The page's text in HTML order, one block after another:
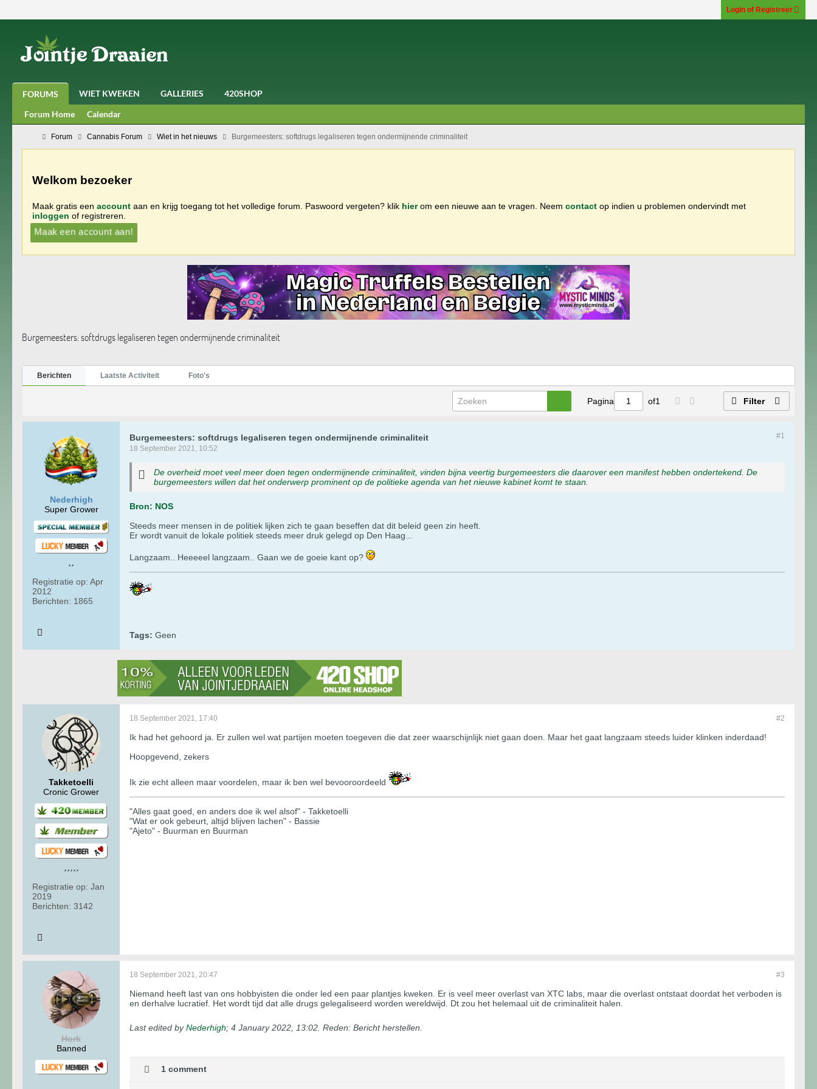
Login of Registreer
FORUMS WIET KWEKEN GALLERIES
420SHOP
Forum Home
Calendar
Forum Cannabis Forum Wiet in het nieuws Burgemeesters: softdrugs legaliseren tegen ondermijnende criminaliteit
Welkom bezoeker
Maak gratis een account aan en krijg toegang tot het volledige forum. Paswoord vergeten? klik hierom een nieuwe aan te vragen. Neem contact op indien u problemen ondervindt met
inloggen of registreren.
Maak een account aan!
Burgemeesters: softdrugs legaliseren tegen ondermijnende criminaliteit
Berichten Laatste Activiteit Foto's
Pagina of1 Filter
Nederhigh
Super Grower
Registratie op: Apr
2012
Berichten: 1865
#1
Burgemeesters: softdrugs legaliseren tegen ondermijnende criminaliteit
18 September 2021, 10:52
De overheid moet veel meer doen tegen ondermijnende criminaliteit, vinden bijna veertig burgemeesters die daarover een manifest hebben ondertekend. De
burgemeesters willen dat het onderwerp prominent op de politieke agenda van het nieuwe kabinet komt te staan
Bron: NOS
Steeds meer mensen in de politiek lijken zich te gaan beseffen dat dit beleid geen zin heeft.
Er wordt vanuit de lokale politiek steeds meer druk gelegd op Den Haag...
Langzaam.. Heeeeel langzaam.. Gaan we de goeie kant op?
Tags: Geen
Takketoelli
Cronic Grower
Registratie op: Jan
2019
Berichten: 3142
#2
18 September 2021, 17:40
Ik had het gehoord ja. Er zullen wel wat partijen moeten toegeven die dat zeer waarschijnlijk niet gaan doen. Maar het gaat langzaam steeds luider klinken inderdaad!
Hoopgevend, zekers
Ik zie echt alleen maar voordelen, maar ik ben wel bevooroordeeld
"Alles gaat goed, en anders doe ik wel alsof" - Takketoelli
"Wat er ook gebeurt, altijd blijven lachen" - Bassie
"Ajeto" - Buurman en Buurman
Hork
Banned
#3
18 September 2021, 20:47
Niemand heeft last van ons hobbyisten die onder led een paar plantjes kweken. Er is veel meer overlast van XTC labs, maar die overlast ontstaat doordat het verboden is
en derhalve lucratief. Het wordt tijd dat alle drugs gelegaliseerd worden wereldwijd. Dt zou het helemaal uit de criminaliteit halen.
Last edited byNederhigh; 4 January 2022, 13:02 Reden: Bericht herstellen.
1 comment